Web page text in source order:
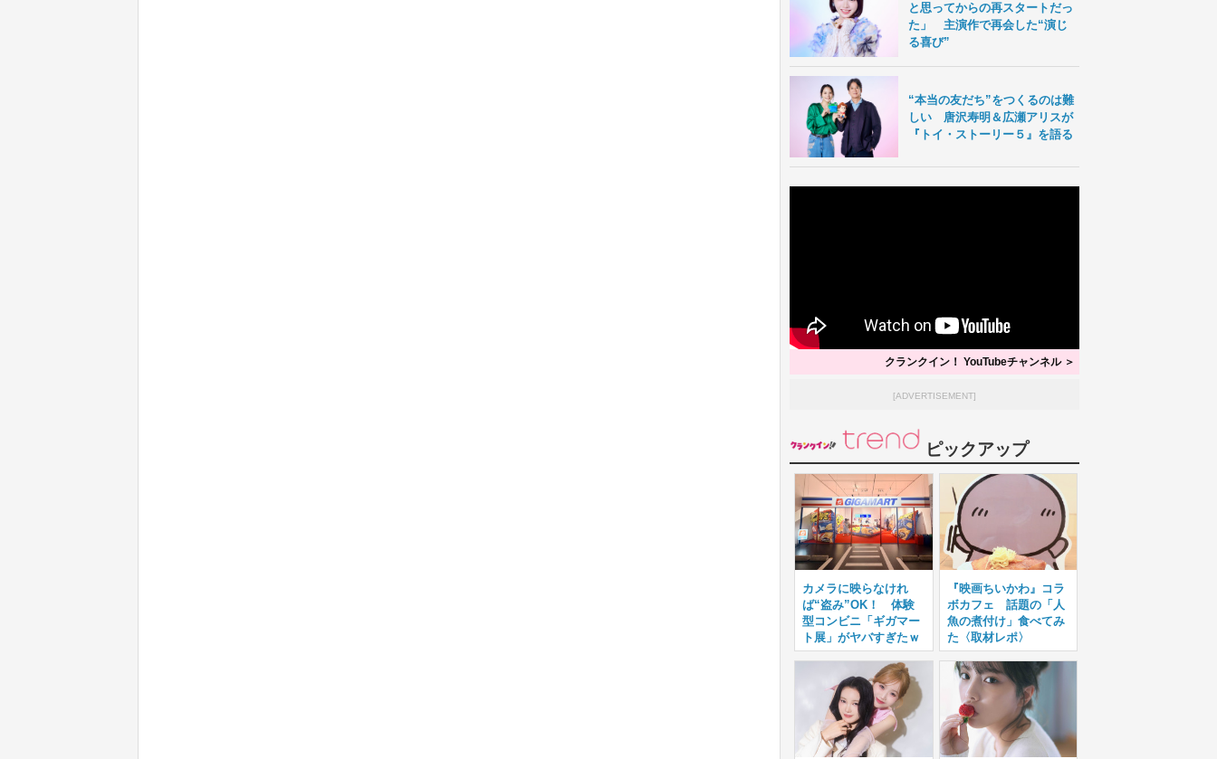
と思ってからの再スタートだっ
た」 主演作で再会した“演じ
る喜び”
“本当の友だち”をつくるのは難
しい 唐沢寿明＆広瀬アリスが
『トイ・ストーリー５』を語る
クランクイン！ YouTubeチャンネル ＞
[ADVERTISEMENT]
ピックアップ
カメラに映らなけれ
ば“盗み”OK！ 体験
型コンビニ「ギガマー
ト展」がヤバすぎたｗ
『映画ちいかわ』コラ
ボカフェ 話題の「人
魚の煮付け」食べてみ
た〈取材レポ〉